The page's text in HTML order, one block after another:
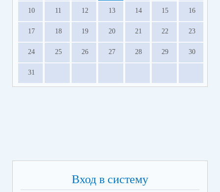
10 11 12 13 14 15 16
17 18 19 20 21 22 23
24 25 26 27 28 29 30
31
Вход в систему